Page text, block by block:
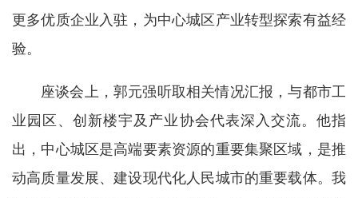
更多优质企业入驻，为中心城区产业转型探索有益经
验。
座谈会上，郭元强听取相关情况汇报，与都市工
业园区、创新楼宇及产业协会代表深入交流。他指
出， 中心城区是高端要素资源的重要集聚区域，是推
动高质量发展、建设现代化人民城市的重要载体。 我